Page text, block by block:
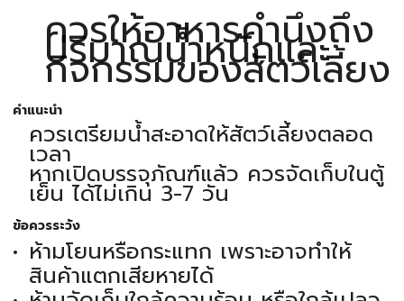
ควรให้อาหารคำนึงถึง
ปริมาณน้ำหนักและ
กิจกรรมของสัตว์เลี้ยง
คำแนะนำ
ควรเตรียมน้ำสะอาดให้สัตว์เลี้ยงตลอด
เวลา
หากเปิดบรรจุภัณฑ์แล้ว ควรจัดเก็บในตู้
เย็น ได้ไม่เกิน 3-7 วัน
ข้อควรระวัง
ห้ามโยนหรือกระแทก เพราะอาจทำให้
สินค้าแตกเสียหายได้